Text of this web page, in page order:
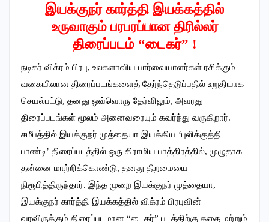
இயக்குநர் கார்த்தி இயக்கத்தில்
உருவாகும் பரபரப்பான திரில்லர்
திரைப்படம் “டைகர்” !
நடிகர் விக்ரம் பிரபு, உலகளாவிய பார்வையாளர்கள் ரசிக்கும்
வகையிலான திரைப்படங்களைத் தேர்ந்தெடுப்பதில் உறுதியாக
செயல்பட்டு, தனது ஒவ்வொரு தேர்விலும், அவரது
திரைப்படங்கள் மூலம் அனைவரையும் கவர்ந்து வருகிறார்.
சமீபத்தில் இயக்குநர் முத்தையா இயக்கிய ‘புலிக்குத்தி
பாண்டி’ திரைப்படத்தில் ஒரு கிராமிய பாத்திரத்தில், முழுதாக
தன்னை மாற்றிக்கொண்டு, தனது திறமையை
நிரூபித்திருந்தார். இந்த முறை இயக்குநர் முத்தையா,
இயக்குநர் கார்த்தி இயக்கத்தில் விக்ரம் பிரபுவின்
வரவிருக்கும் திரைப்படமான “டைகர்” படத்திற்கு கதை மற்றும்